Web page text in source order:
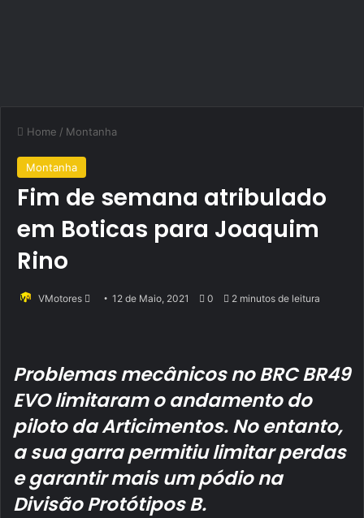
Home / Montanha
Montanha
Fim de semana atribulado
em Boticas para Joaquim
Rino
VMotores
Send12 de Maio, 2021 0 2 minutos de leitura
Problemas mecânicos no BRC BR49
EVO limitaram o andamento do
piloto da Articimentos. No entanto,
a sua garra permitiu limitar perdas
e garantir mais um pódio na
Divisão Protótipos B.